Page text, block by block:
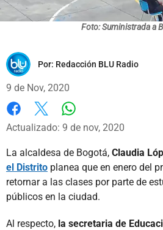
Foto: Suministrada a
Por: Redacción BLU Radio
9 de Nov, 2020
Facebook
X
Actualizado: 9 de nov, 2020
La alcaldesa de Bogotá, Claudia
el Distrito planea que en enero del
retornar a las clases por parte de
públicos en la ciudad.
Al respecto, la secretaria de